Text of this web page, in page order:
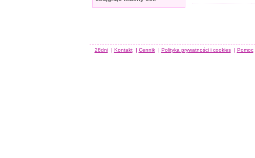
28dni | Kontakt | Cennik | Polityka prywatności i cookies | Pomoc